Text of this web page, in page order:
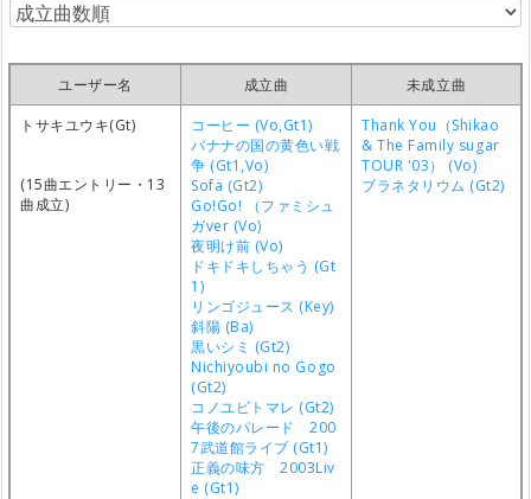
ユーザー名 成立曲
未成立曲
トサキユウキ(Gt)
(15曲エントリー・13
曲成立)
コーヒー (Vo,Gt1)
バナナの国の黄色い戦
争 (Gt1,Vo)
Sofa (Gt2)
Go!Go! （ファミシュ
ガver (Vo)
夜明け前 (Vo)
ドキドキしちゃう (Gt
1)
リンゴジュース (Key)
斜陽 (Ba)
黒いシミ (Gt2)
Nichiyoubi no Gogo
(Gt2)
コノユビトマレ (Gt2)
午後のパレード 200
7武道館ライブ (Gt1)
正義の味方 2003Liv
e (Gt1)
Thank You（Shikao
& The Family sugar
TOUR '03） (Vo)
プラネタリウム (Gt2)